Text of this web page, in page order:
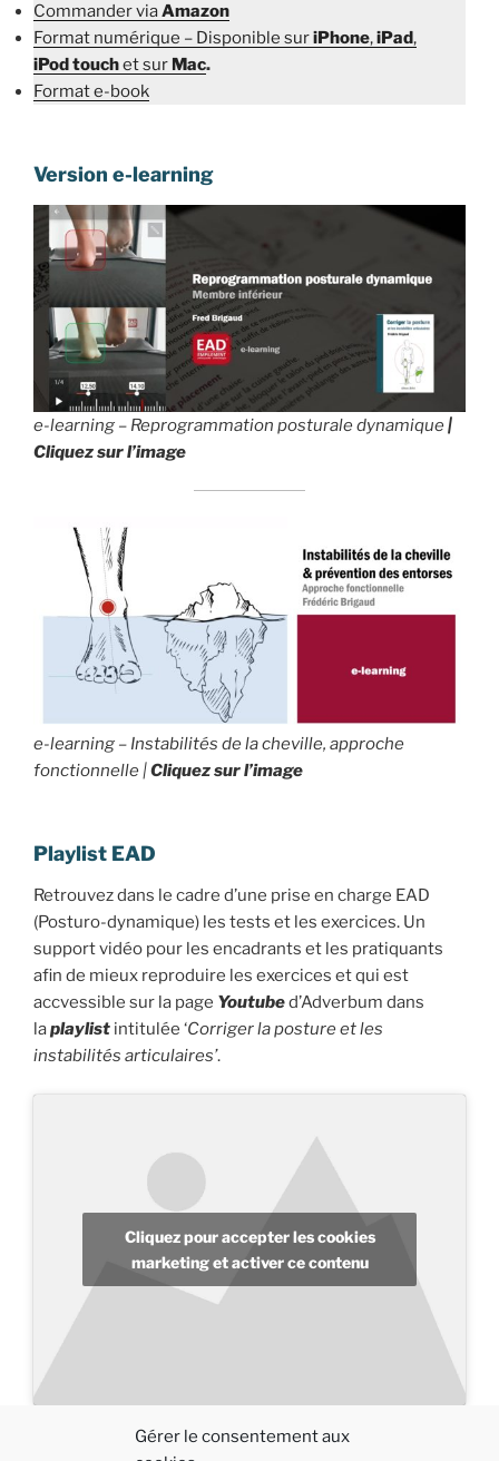
Gérer le consentement aux
Commander viaAmazon
Format numérique – Disponible suriPhone,iPad,
iPod touchet sur Mac.
Format e-book
Version e-learning
e-learning – Reprogrammation posturale dynamique|
Cliquez sur l’image
e-learning – Instabilités de la cheville, approche
fonctionnelle |Cliquez sur l’image
Playlist EAD
Retrouvez dans le cadre d’une prise en charge EAD
(Posturo-dynamique) les tests et les exercices. Un
support vidéo pour les encadrants et les pratiquants
afin de mieux reproduire les exercices et qui est
accvessible sur la page Youtubed’Adverbum dans
laplaylist intitulée ‘Corriger la posture et les
instabilités articulaires’.
Cliquez pour accepter les cookies
marketing et activer ce contenu
M E
P